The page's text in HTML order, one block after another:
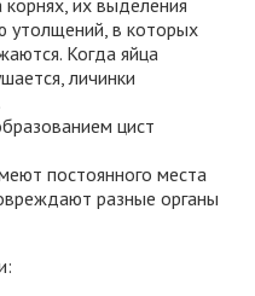
их выделения
утолщений, в которых
Когда яйца
личинки
цист
постоянного места
разные органы